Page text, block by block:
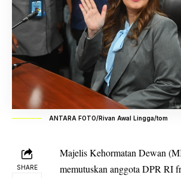
ANTARA FOTO/Rivan Awal Lingga/tom
SHARE
Majelis Kehormatan Dewan
memutuskan anggota DPR RI